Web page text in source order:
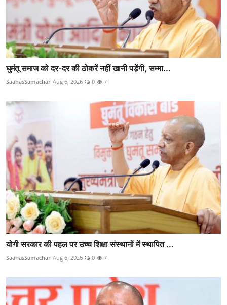
घुमंतू समाज को दर-दर की ठोकरें नहीं खानी पड़ेंगी, सम्मा...
SaahasSamachar Aug 6, 2026 0 7
योगी सरकार की पहल पर उच्च शिक्षा संस्थानों में स्थापित ...
SaahasSamachar Aug 6, 2026 0 7